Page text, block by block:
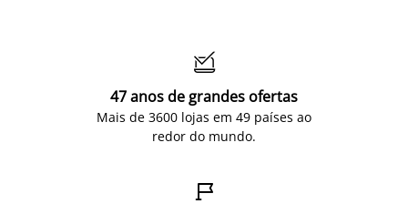

47 anos de grandes ofertas
Mais de 3600 lojas em 49 países ao
redor do mundo.
